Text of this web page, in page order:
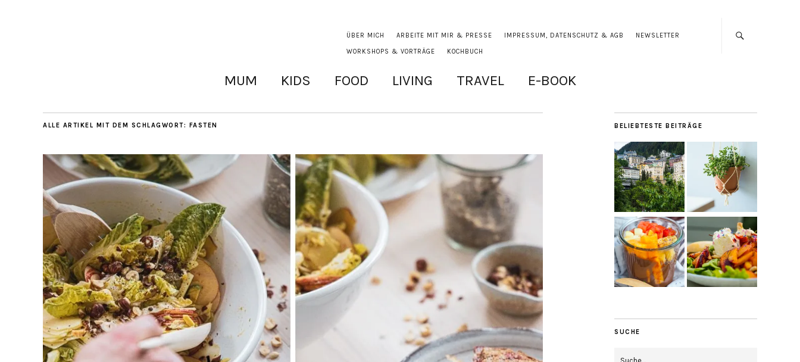
ÜBER MICH ARBEITE MIT MIR & PRESSE IMPRESSUM, DATENSCHUTZ & AGB NEWSLETTER
WORKSHOPS & VORTRÄGE KOCHBUCH
MUM KIDS FOOD LIVING TRAVEL E-BOOK
ALLE ARTIKEL MIT DEM SCHLAGWORT: FASTEN BELIEBTESTE BEITRÄGE
SUCHE